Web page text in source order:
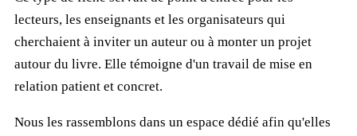
lecteurs, les enseignants et les organisateurs qui
cherchaient à inviter un auteur ou à monter un projet
autour du livre. Elle témoigne d'un travail de mise en
relation patient et concret.
Nous les rassemblons dans un espace dédié afin qu'elles